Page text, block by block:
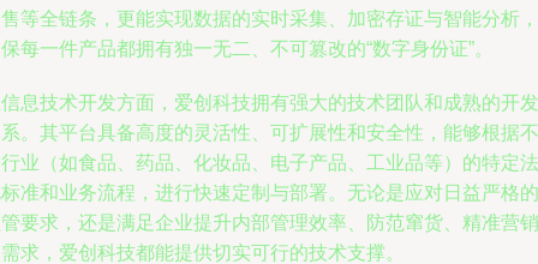
等全链条，更能实现数据的实时采集、加密存证与智能分析，
每一件产品都拥有独一无二、不可篡改的“数字身份证”。
息技术开发方面，爱创科技拥有强大的技术团队和成熟的开发
。其平台具备高度的灵活性、可扩展性和安全性，能够根据不
业（如食品、药品、化妆品、电子产品、工业品等）的特定法
准和业务流程，进行快速定制与部署。无论是应对日益严格的
要求，还是满足企业提升内部管理效率、防范窜货、精准营销
求，爱创科技都能提供切实可行的技术支撑。